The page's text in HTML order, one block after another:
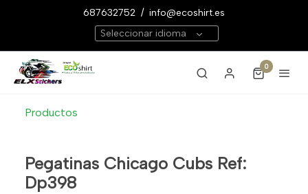
687632752 / info@ecoshirt.es
Seleccionar idioma
0
Productos
Pegatinas Chicago Cubs Ref:
Dp398